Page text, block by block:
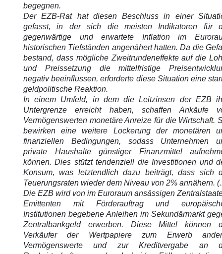
begegnen.
Der EZB-Rat hat diesen Beschluss in einer
gefasst, in der sich die meisten Indikatoren für
gegenwärtige und erwartete Inflation im
historischen Tiefständen angenähert hatten. Da die
bestand, dass mögliche Zweitrundeneffekte auf die
und Preissetzung die mittelfristige
negativ beeinflussen, erforderte diese Situation eine
geldpolitische Reaktion.
In einem Umfeld, in dem die Leitzinsen der EZB
Untergrenze erreicht haben, schaffen Ankäufe
Vermögenswerten monetäre Anreize für die Wirtschaft.
bewirken eine weitere Lockerung der monetären
finanziellen Bedingungen, sodass Unternehmen
private Haushalte günstiger Finanzmittel
können. Dies stützt tendenziell die Investitionen und
Konsum, was letztendlich dazu beiträgt, dass sich
Teuerungsraten wieder dem Niveau von 2% annähern.
Die EZB wird von im Euroraum ansässigen
Emittenten mit Förderauftrag und
Institutionen begebene Anleihen im Sekundärmarkt
Zentralbankgeld erwerben. Diese Mittel können
Verkäufer der Wertpapiere zum Erwerb
Vermögenswerte und zur Kreditvergabe an